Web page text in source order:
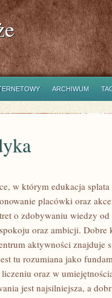
ARCHIWUM
w którym edukacja
placówki oraz
o zdobywaniu wiedzy od
oraz ambicji. Dobre
aktywności znajduje
tu rozumiana jako
oraz w
jest najsilniejsza, a